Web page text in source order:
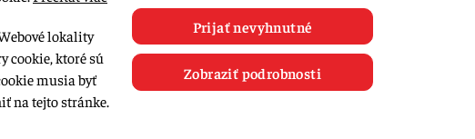
lokality
cookie, ktoré sú
musia byť
na tejto stránke.
Prijať nevyhnutné
Zobraziť podrobnosti